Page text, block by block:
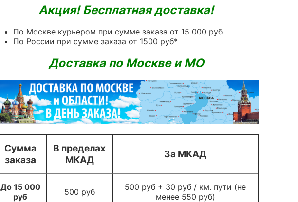
Акция! Бесплатная доставка!
По Москве курьером при сумме заказа от 15 000 руб
По России при сумме заказа от 1500 руб*
Доставка по Москве и МО
Сумма
заказа
В пределах
МКАД
За МКАД
До 15 000
руб
500 руб
500 руб + 30 руб / км. пути (не
менее 550 руб)